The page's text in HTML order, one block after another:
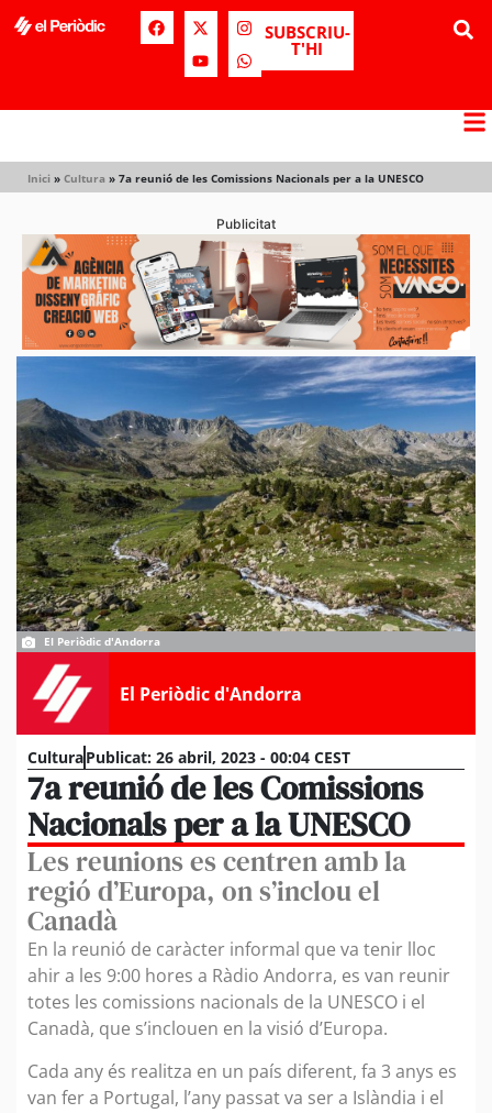
SUBSCRIU-
T'HI
Inici » Cultura » 7a reunió de les Comissions Nacionals per a la UNESCO
Publicitat
El Periòdic d'Andorra
El Periòdic d'Andorra
CulturaPublicat: 26 abril, 2023 - 00:04 CEST
7a reunió de les Comissions
Nacionals per a la UNESCO
Les reunions es centren amb la
regió d’Europa, on s’inclou el
Canadà
En la reunió de caràcter informal que va tenir lloc
ahir a les 9:00 hores a Ràdio Andorra, es van reunir
totes les comissions nacionals de la UNESCO i el
Canadà, que s’inclouen en la visió d’Europa.
Cada any és realitza en un país diferent, fa 3 anys es
van fer a Portugal, l’any passat va ser a Islàndia i el